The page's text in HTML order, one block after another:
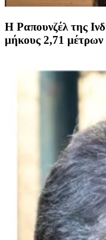
Η Ραπουνζέλ της
μήκους 2,71 μέτρων